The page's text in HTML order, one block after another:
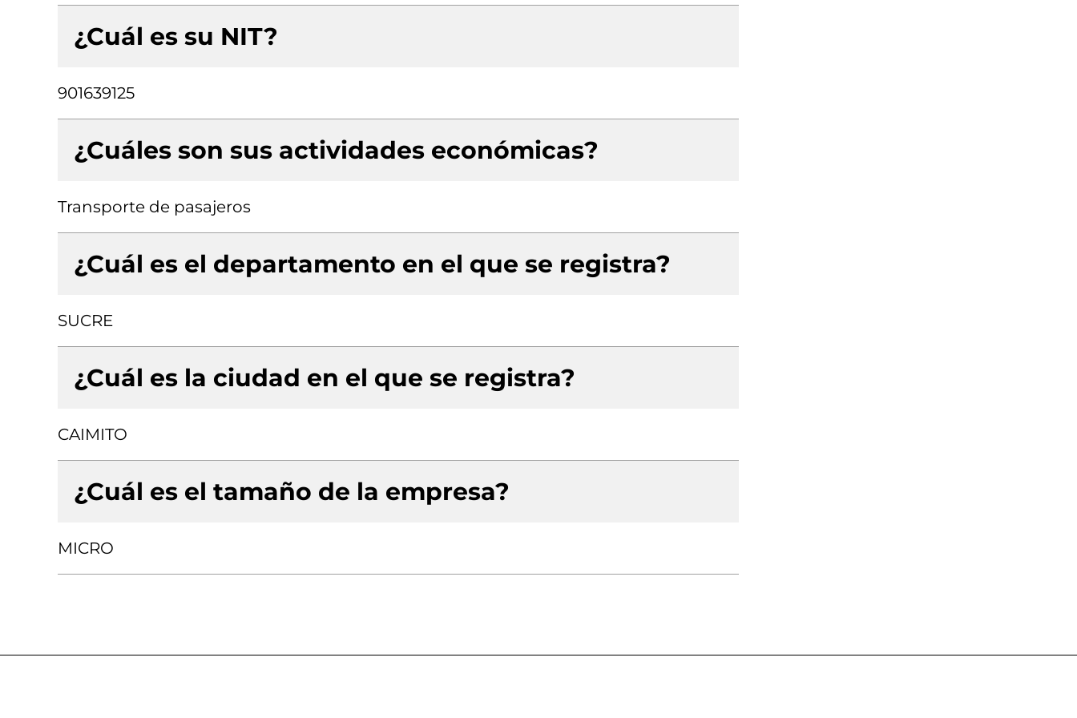
¿Cuál es su NIT?
901639125
¿Cuáles son sus actividades económicas?
Transporte de pasajeros
¿Cuál es el departamento en el que se registra?
SUCRE
¿Cuál es la ciudad en el que se registra?
CAIMITO
¿Cuál es el tamaño de la empresa?
MICRO